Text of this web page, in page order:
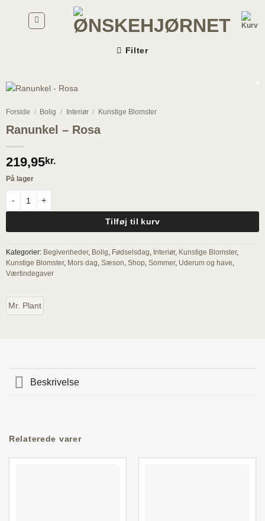
Filter
Forside / Bolig / Interiør / Kunstige Blomster
Ranunkel – Rosa
219,95kr.
På lager
Tilføj til kurv
Kategorier: Begivenheder, Bolig Fødselsdag Interiør, Kunstige Blomster,
Kunstige Blomster, Mors dag Sæson Shop Sommer, Uderum og have
Værtindegaver
Mr. Plant
Beskrivelse
Relaterede varer